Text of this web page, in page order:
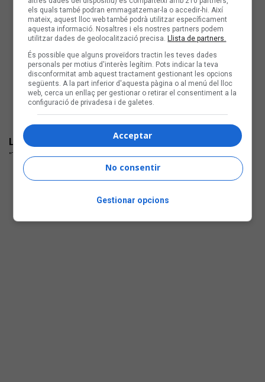
LA MULATA
"Temps de flors" (autoeditat) fusió
els quals també podran emmagatzemar-la o accedir-hi. Així
mateix, aquest lloc web també podrà utilitzar específicament
aquesta informació. Nosaltres i els nostres partners podem
utilitzar dades de geolocalització precisa. Llista de partners.
És possible que alguns proveïdors tractin les teves dades
personals per motius d'interès legítim. Pots indicar la teva
disconformitat amb aquest tractament gestionant les opcions
següents. A la part inferior d'aquesta pàgina o al menú del lloc
web, cerca un enllaç per gestionar o retirar el consentiment a la
configuració de privadesa i de galetes.
Acceptar
No consentir
Gestionar opcions